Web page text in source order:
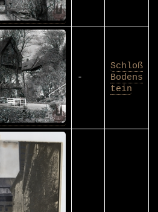
-
Schloß
Bodens
tein